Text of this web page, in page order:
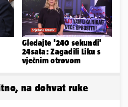
Gledajte '240 sekundi'
24sata: Zagadili Liku s
vječnim otrovom
na dohvat ruke